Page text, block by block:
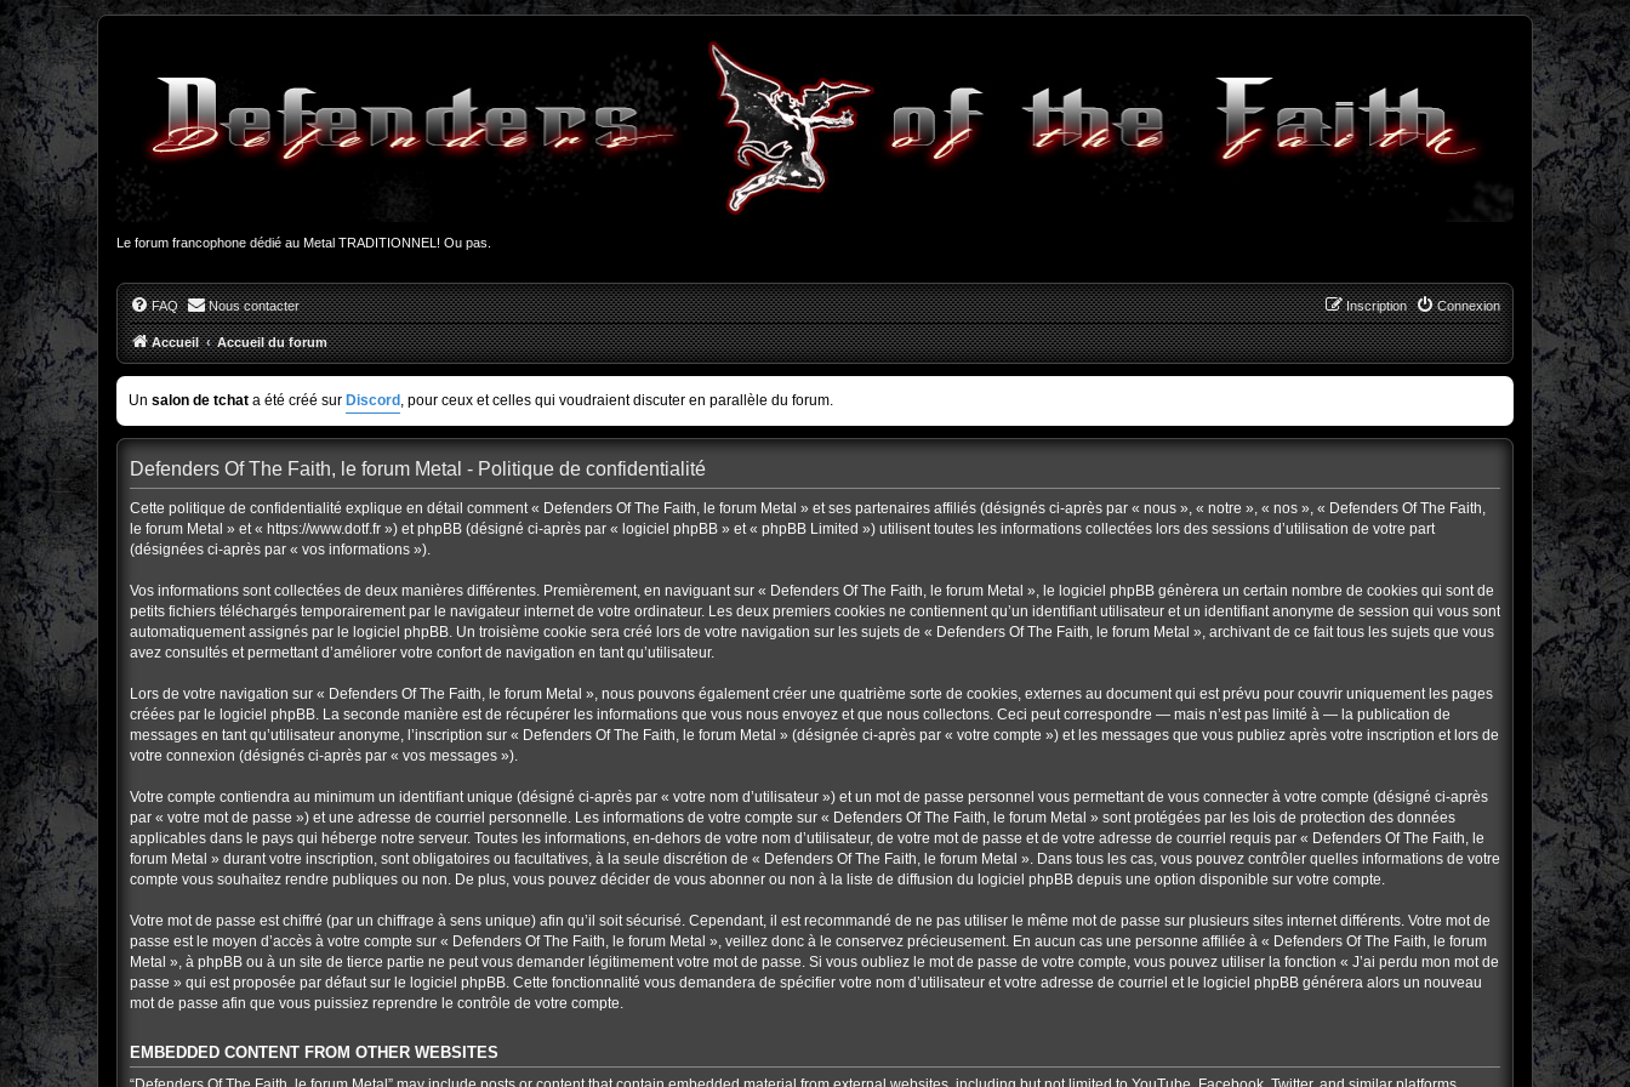
Le forum francophone dédié au Metal TRADITIONNEL! Ou pas.
FAQ Nous contacter Connexion
Inscription
Accueil Accueil du forum
Un salon de tchat a été créé sur Discord , pour ceux et celles qui voudraient discuter en parallèle du forum.
Defenders Of The Faith, le forum Metal - Politique de confidentialité
Cette politique de confidentialité explique en détail comment « Defenders Of The Faith, le forum Metal » et ses partenaires affiliés (désignés ci-après par « nous », « notre », « nos », « Defenders Of The Faith,
le forum Metal » et « https://www.dotf.fr ») et phpBB (désigné ci-après par « logiciel phpBB » et « phpBB Limited ») utilisent toutes les informations collectées lors des sessions d’utilisation de votre part
(désignées ci-après par « vos informations »).
Vos informations sont collectées de deux manières différentes. Premièrement, en naviguant sur « Defenders Of The Faith, le forum Metal », le logiciel phpBB génèrera un certain nombre de cookies qui sont de
petits fichiers téléchargés temporairement par le navigateur internet de votre ordinateur. Les deux premiers cookies ne contiennent qu’un identifiant utilisateur et un identifiant anonyme de session qui vous sont
automatiquement assignés par le logiciel phpBB. Un troisième cookie sera créé lors de votre navigation sur les sujets de « Defenders Of The Faith, le forum Metal », archivant de ce fait tous les sujets que vous
avez consultés et permettant d’améliorer votre confort de navigation en tant qu’utilisateur.
Lors de votre navigation sur « Defenders Of The Faith, le forum Metal », nous pouvons également créer une quatrième sorte de cookies, externes au document qui est prévu pour couvrir uniquement les pages
créées par le logiciel phpBB. La seconde manière est de récupérer les informations que vous nous envoyez et que nous collectons. Ceci peut correspondre — mais n’est pas limité à — la publication de
messages en tant qu’utilisateur anonyme, l’inscription sur « Defenders Of The Faith, le forum Metal » (désignée ci-après par « votre compte ») et les messages que vous publiez après votre inscription et lors de
votre connexion (désignés ci-après par « vos messages »).
Votre compte contiendra au minimum un identifiant unique (désigné ci-après par « votre nom d’utilisateur ») et un mot de passe personnel vous permettant de vous connecter à votre compte (désigné ci-après
par « votre mot de passe ») et une adresse de courriel personnelle. Les informations de votre compte sur « Defenders Of The Faith, le forum Metal » sont protégées par les lois de protection des données
applicables dans le pays qui héberge notre serveur. Toutes les informations, en-dehors de votre nom d’utilisateur, de votre mot de passe et de votre adresse de courriel requis par « Defenders Of The Faith, le
forum Metal » durant votre inscription, sont obligatoires ou facultatives, à la seule discrétion de « Defenders Of The Faith, le forum Metal ». Dans tous les cas, vous pouvez contrôler quelles informations de votre
compte vous souhaitez rendre publiques ou non. De plus, vous pouvez décider de vous abonner ou non à la liste de diffusion du logiciel phpBB depuis une option disponible sur votre compte.
Votre mot de passe est chiffré (par un chiffrage à sens unique) afin qu’il soit sécurisé. Cependant, il est recommandé de ne pas utiliser le même mot de passe sur plusieurs sites internet différents. Votre mot de
passe est le moyen d’accès à votre compte sur « Defenders Of The Faith, le forum Metal », veillez donc à le conservez précieusement. En aucun cas une personne affiliée à « Defenders Of The Faith, le forum
Metal », à phpBB ou à un site de tierce partie ne peut vous demander légitimement votre mot de passe. Si vous oubliez le mot de passe de votre compte, vous pouvez utiliser la fonction « J’ai perdu mon mot de
passe » qui est proposée par défaut sur le logiciel phpBB. Cette fonctionnalité vous demandera de spécifier votre nom d’utilisateur et votre adresse de courriel et le logiciel phpBB générera alors un nouveau
mot de passe afin que vous puissiez reprendre le contrôle de votre compte.
EMBEDDED CONTENT FROM OTHER WEBSITES